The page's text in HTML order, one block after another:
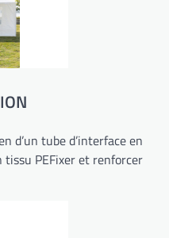
d’un tube d’interface en
tissu PEFixer et renforcer